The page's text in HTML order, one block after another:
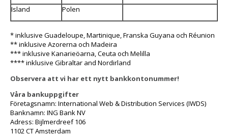
Island
Polen
* inklusive Guadeloupe, Martinique, Franska Guyana och Réunion
** inklusive Azorerna och Madeira
*** inklusive Kanarieöarna, Ceuta och Melilla
**** inklusive Gibraltar and Nordirland
Observera att vi har ett nytt bankkontonummer!
Våra bankuppgifter
Företagsnamn: International Web & Distribution Services (IWDS)
Banknamn: ING Bank NV
Adress: Bijlmerdreef 106
1102 CT Amsterdam